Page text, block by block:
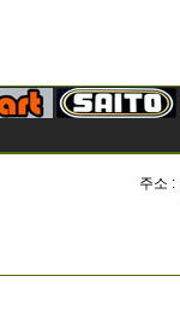
주소